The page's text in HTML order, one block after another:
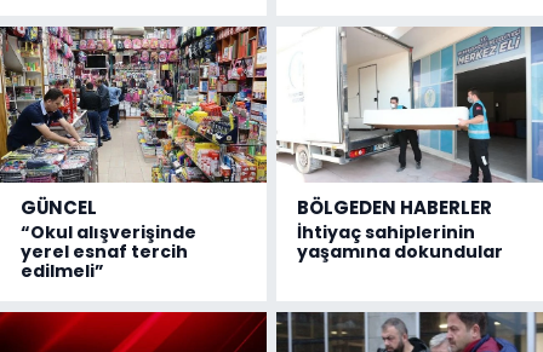
GÜNCEL
“Okul alışverişinde
yerel esnaf tercih
edilmeli”
BÖLGEDEN HABERLER
İhtiyaç sahiplerinin
yaşamına dokundular